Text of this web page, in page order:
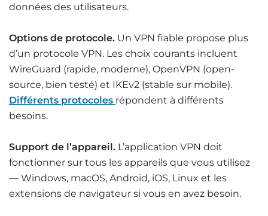
données des utilisateurs.
Options de protocole. Un VPN fiable propose plus
d’un protocole VPN. Les choix courants incluent
WireGuard (rapide, moderne), OpenVPN (open-
source, bien testé) et IKEv2 (stable sur mobile).
Différents protocoles répondent à différents
besoins.
Support de l’appareil. L’application VPN doit
fonctionner sur tous les appareils que vous utilisez
— Windows, macOS, Android, iOS, Linux et les
extensions de navigateur si vous en avez besoin.